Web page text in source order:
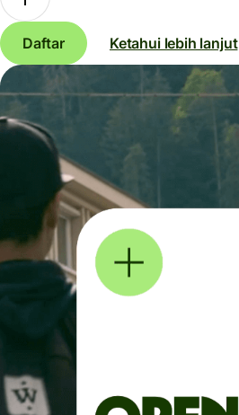
Daftar Ketahui lebih lanjut